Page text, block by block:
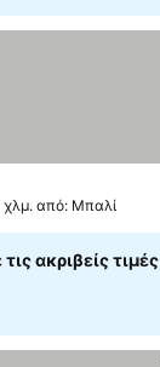
χλμ. από: Μπαλί
ακριβείς τιμές